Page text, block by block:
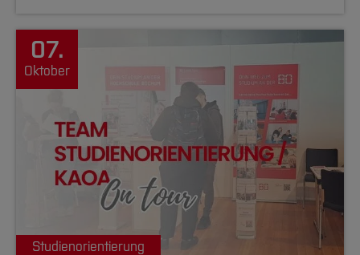
Studienorientierung
07.
Oktober